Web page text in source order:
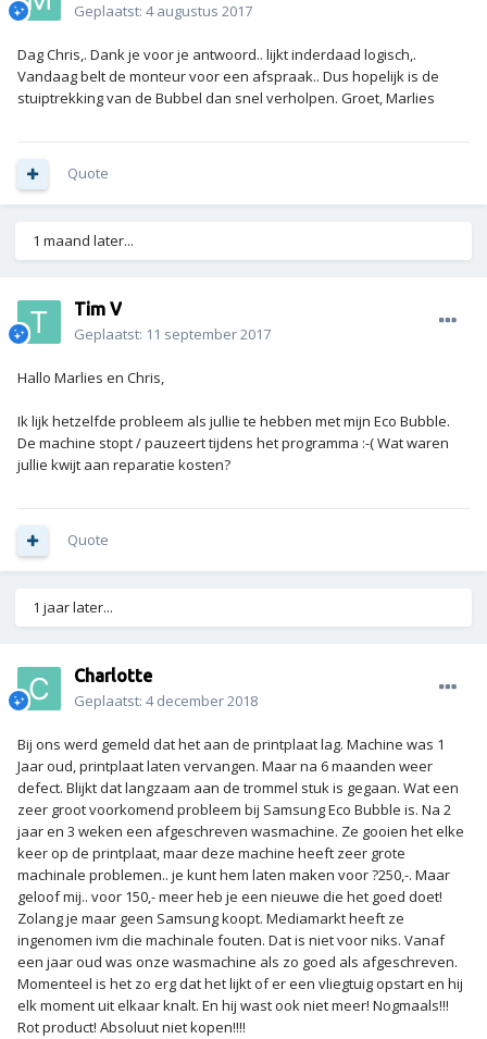
Geplaatst: 4 augustus 2017
Dag Chris,. Dank je voor je antwoord.. lijkt inderdaad logisch,.
Vandaag belt de monteur voor een afspraak.. Dus hopelijk is de
stuiptrekking van de Bubbel dan snel verholpen. Groet, Marlies
Quote
1 maand later...
Tim V
Geplaatst: 11 september 2017
Hallo Marlies en Chris,
Ik lijk hetzelfde probleem als jullie te hebben met mijn Eco Bubble.
De machine stopt / pauzeert tijdens het programma :-( Wat waren
jullie kwijt aan reparatie kosten?
Quote
1 jaar later...
Charlotte
Geplaatst: 4 december 2018
Bij ons werd gemeld dat het aan de printplaat lag. Machine was 1
Jaar oud, printplaat laten vervangen. Maar na 6 maanden weer
defect. Blijkt dat langzaam aan de trommel stuk is gegaan. Wat een
zeer groot voorkomend probleem bij Samsung Eco Bubble is. Na 2
jaar en 3 weken een afgeschreven wasmachine. Ze gooien het elke
keer op de printplaat, maar deze machine heeft zeer grote
machinale problemen.. je kunt hem laten maken voor ?250,-. Maar
geloof mij.. voor 150,- meer heb je een nieuwe die het goed doet!
Zolang je maar geen Samsung koopt. Mediamarkt heeft ze
ingenomen ivm die machinale fouten. Dat is niet voor niks. Vanaf
een jaar oud was onze wasmachine als zo goed als afgeschreven.
Momenteel is het zo erg dat het lijkt of er een vliegtuig opstart en hij
elk moment uit elkaar knalt. En hij wast ook niet meer! Nogmaals!!!
Rot product! Absoluut niet kopen!!!!